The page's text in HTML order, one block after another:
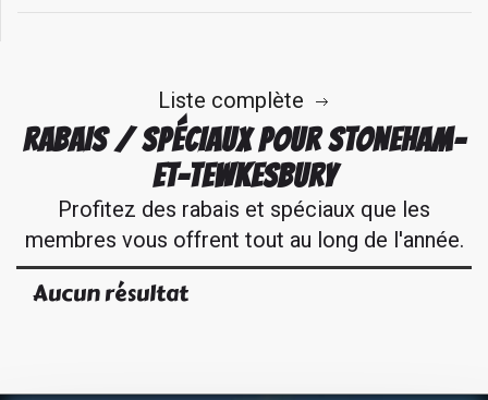
Liste complète
RABAIS / SPÉCIAUX POUR STONEHAM-
ET-TEWKESBURY
Profitez des rabais et spéciaux que les
membres vous offrent tout au long de l'année.
Aucun résultat